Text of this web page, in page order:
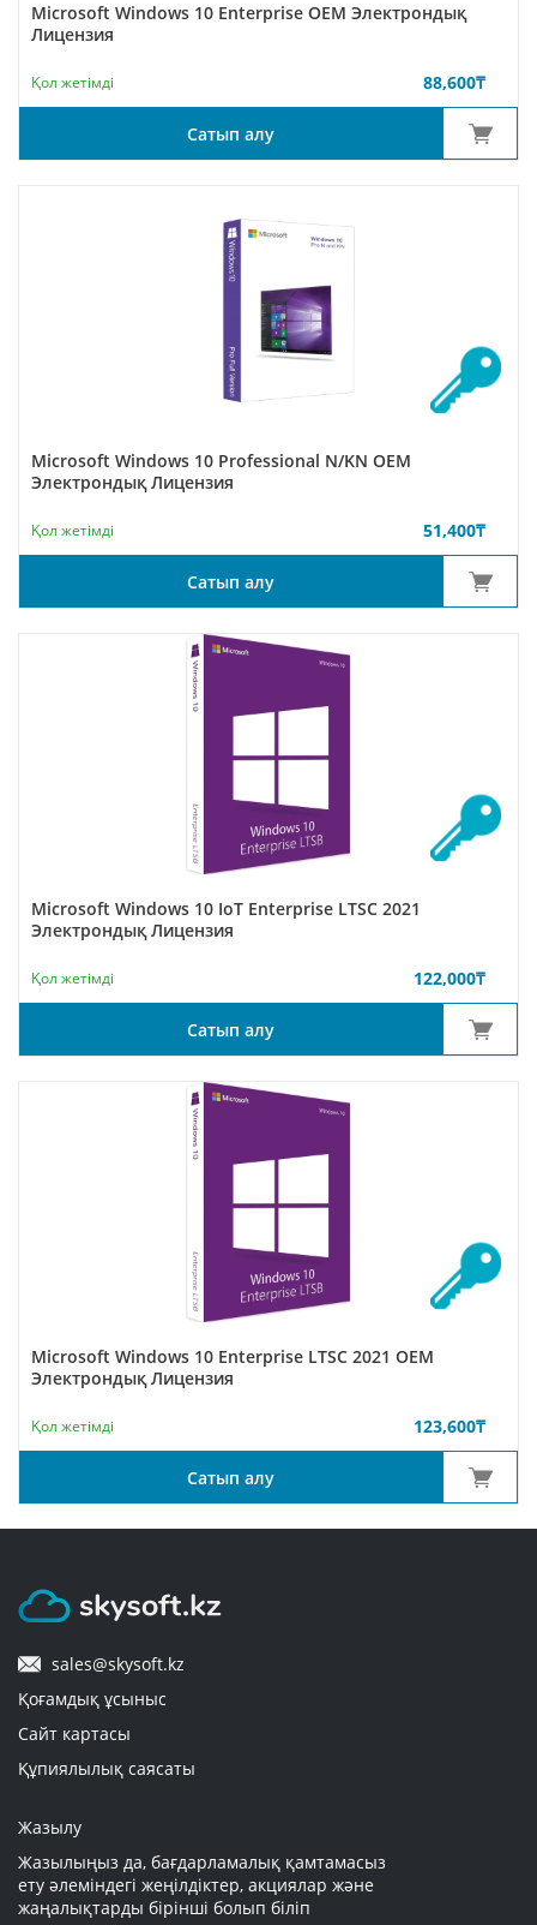
Microsoft Windows 10 Enterprise ОЕМ Электрондық
Лицензия
Қол жетімді 88,600₸
Сатып алу
Microsoft Windows 10 Professional N/KN ОЕМ
Электрондық Лицензия
Қол жетімді 51,400₸
Сатып алу
Microsoft Windows 10 IoT Enterprise LTSC 2021
Электрондық Лицензия
Қол жетімді 122,000₸
Сатып алу
Microsoft Windows 10 Enterprise LTSC 2021 ОЕМ
Электрондық Лицензия
Қол жетімді 123,600₸
Сатып алу
sales@skysoft.kz
Қоғамдық ұсыныс
Сайт картасы
Құпиялылық саясаты
Жазылу
Жазылыңыз да, бағдарламалық қамтамасыз
ету әлеміндегі жеңілдіктер, акциялар және
жаңалықтарды бірінші болып біліп